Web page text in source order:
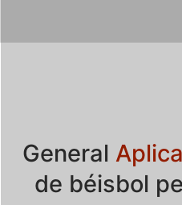
General
de béisbol